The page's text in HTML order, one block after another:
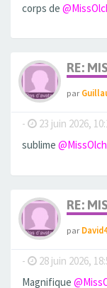
corps de
RE:
par
- 23 juin 2026,
sublime @MissOlch
RE:
par
- 28 juin 2026,
Magnifique